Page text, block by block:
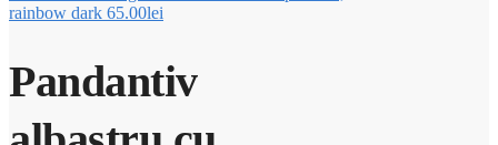
rainbow dark 65.00lei
Pandantiv